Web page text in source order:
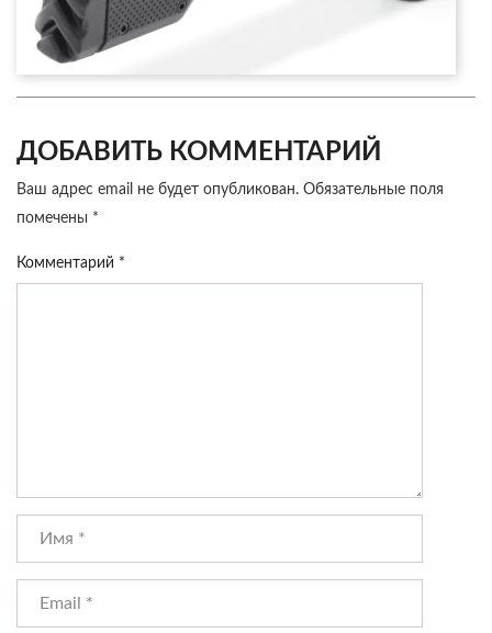
ДОБАВИТЬ КОММЕНТАРИЙ
Ваш адрес email не будет опубликован. Обязательные поля
помечены *
Комментарий *